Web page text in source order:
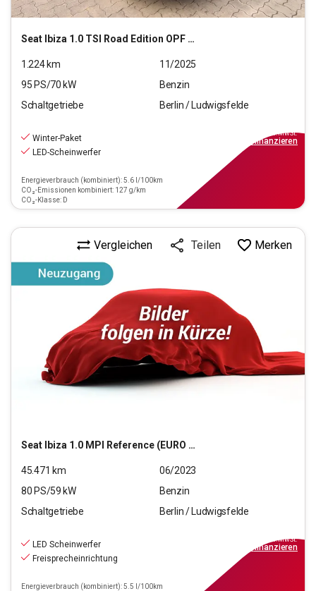
Seat Ibiza 1.0 TSI Road Edition OPF (EURO 6e)
1.224km
11/2025
95 PS/70 kW
Benzin
Schaltgetriebe
Berlin / Ludwigsfelde
Winter-Paket
LED-Scheinwerfer
Energieverbrauch (kombiniert): 5.6 l/100km
CO₂-Emissionen kombiniert: 127 g/km
CO₂-Klasse: D
inkl.MwSt.
finanzieren
Seat Ibiza 1.0 MPI Reference (EURO 6d)
Vergleichen Teilen Merken
45.471 km
06/2023
80 PS/59 kW
Benzin
Schaltgetriebe
Berlin / Ludwigsfelde
LED Scheinwerfer
Freisprecheinrichtung
Energieverbrauch (kombiniert): 5.5 l/100km
inkl.MwSt.
finanzieren